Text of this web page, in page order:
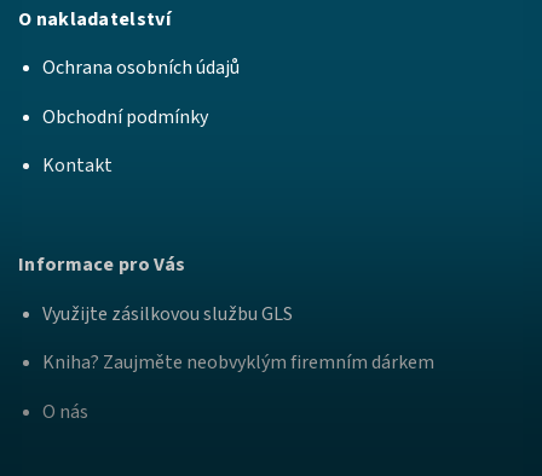
O nakladatelství
Ochrana osobních údajů
Obchodní podmínky
Kontakt
Informace pro Vás
Využijte zásilkovou službu GLS
Kniha? Zaujměte neobvyklým firemním dárkem
O nás